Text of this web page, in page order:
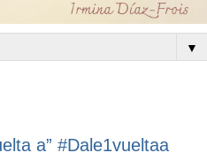
▼
a” #Dale1vueltaa